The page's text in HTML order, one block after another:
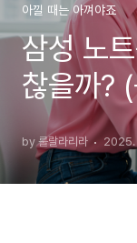
아낄 때는 아껴야죠
삼성 노
찮을까?
봐야 할
by 룰랄라리라 2025.